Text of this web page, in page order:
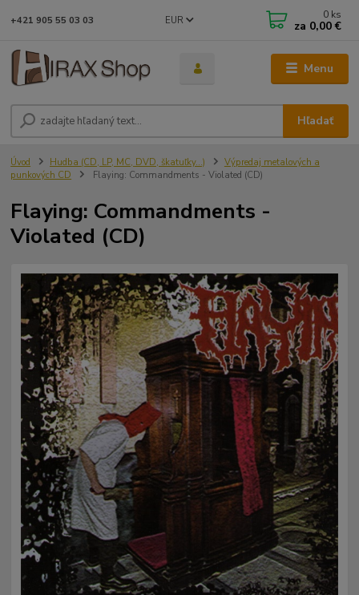
Menu
EUR
Hľadať
+421 905 55 03 03 0 ks
za 0,00 €
Úvod Hudba (CD, LP, MC, DVD, škatuľky...)
Výpredaj metalových a
punkových CD
Flaying: Commandments - Violated (CD)
Flaying: Commandments -
Violated (CD)